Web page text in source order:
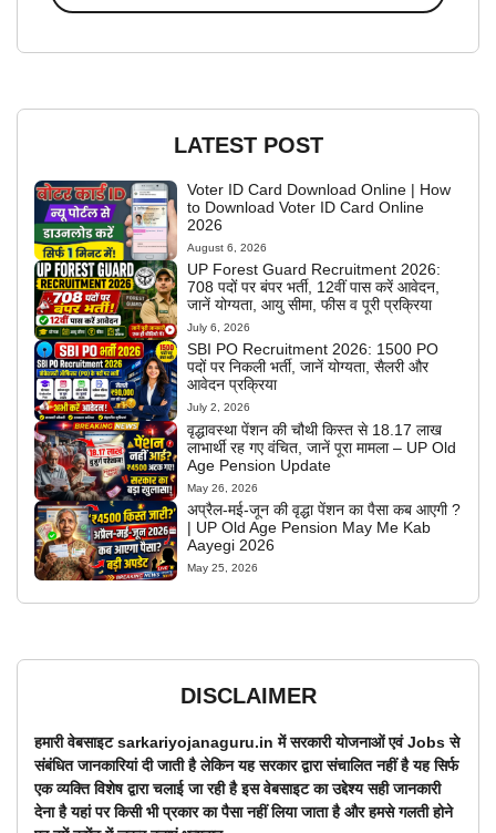
LATEST POST
Voter ID Card Download Online | How
to Download Voter ID Card Online
2026
August 6, 2026
UP Forest Guard Recruitment 2026:
708 पदों पर बंपर भर्ती, 12वीं पास करें आवेदन,
जानें योग्यता, आयु सीमा, फीस व पूरी प्रक्रिया
July 6, 2026
SBI PO Recruitment 2026: 1500 PO
पदों पर निकली भर्ती, जानें योग्यता, सैलरी और
आवेदन प्रक्रिया
July 2, 2026
वृद्धावस्था पेंशन की चौथी किस्त से 18.17 लाख
लाभार्थी रह गए वंचित, जानें पूरा मामला – UP Old
Age Pension Update
May 26, 2026
अप्रैल-मई-जून की वृद्धा पेंशन का पैसा कब आएगी ?
| UP Old Age Pension May Me Kab
Aayegi 2026
May 25, 2026
DISCLAIMER
हमारी वेबसाइट sarkariyojanaguru.in में सरकारी योजनाओं एवं Jobs से
संबंधित जानकारियां दी जाती है लेकिन यह सरकार द्वारा संचालित नहीं है यह सिर्फ
एक व्यक्ति विशेष द्वारा चलाई जा रही है इस वेबसाइट का उद्देश्य सही जानकारी
देना है यहां पर किसी भी प्रकार का पैसा नहीं लिया जाता है और हमसे गलती होने